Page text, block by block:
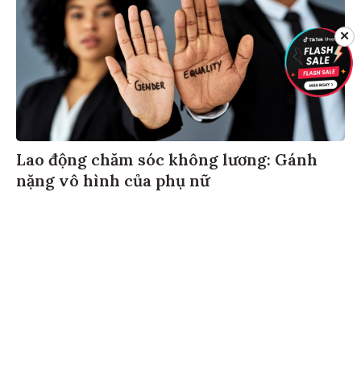
Lao động chăm sóc không lương: Gánh
nặng vô hình của phụ nữ
✕